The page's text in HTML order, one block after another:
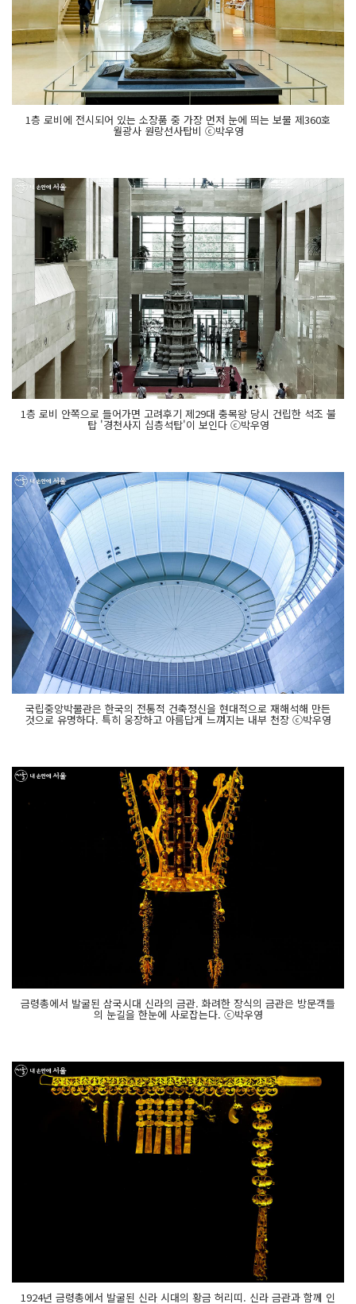
1층 로비에 전시되어 있는 소장품 중 가장 먼저 눈에 띄는 보물 제360호
월광사 원랑선사탑비 ⓒ박우영
1층 로비 안쪽으로 들어가면 고려후기 제29대 충목왕 당시 건립한 석조 불
탑 '경천사지 십층석탑'이 보인다 ⓒ박우영
국립중앙박물관은 한국의 전통적 건축정신을 현대적으로 재해석해 만든
것으로 유명하다. 특히 웅장하고 아름답게 느껴지는 내부 천장 ⓒ박우영
금령총에서 발굴된 삼국시대 신라의 금관. 화려한 장식의 금관은 방문객들
의 눈길을 한눈에 사로잡는다. ⓒ박우영
1924년 금령총에서 발굴된 신라 시대의 황금 허리띠. 신라 금관과 함께 인